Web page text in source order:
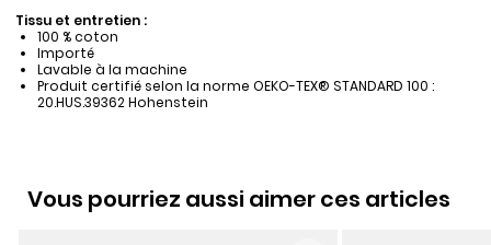
Tissu et entretien :
100 % coton
Importé
Lavable à la machine
Produit certifié selon la norme OEKO-TEX® STANDARD 100 :
20.HUS.39362 Hohenstein
Vous pourriez aussi aimer ces articles